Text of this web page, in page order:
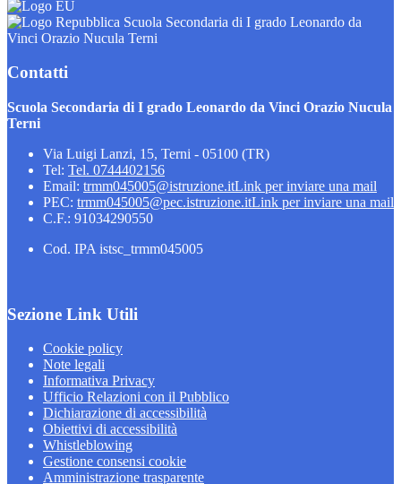
Scuola Secondaria di I grado Leonardo da
Vinci Orazio Nucula Terni
Contatti
Scuola Secondaria di I grado Leonardo da Vinci Orazio Nucula
Terni
Via Luigi Lanzi, 15, Terni - 05100 (TR)
Tel: Tel. 0744402156
Email: trmm045005@istruzione.itLink per inviare una mail
PEC: trmm045005@pec.istruzione.itLink per inviare una mail
C.F.: 91034290550
Cod. IPA istsc_trmm045005
Sezione Link Utili
Cookie policy
Note legali
Informativa Privacy
Ufficio Relazioni con il Pubblico
Dichiarazione di accessibilità
Obiettivi di accessibilità
Whistleblowing
Gestione consensi cookie
Amministrazione trasparente